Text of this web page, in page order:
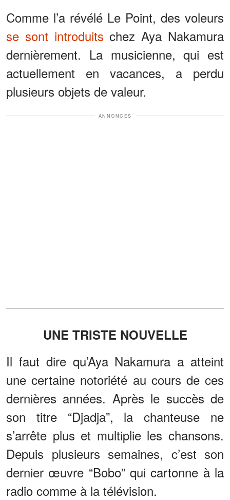
Comme l’a révélé Le Point, des voleurs
se sont introduits chez Aya Nakamura
dernièrement. La musicienne, qui est
actuellement en vacances, a perdu
plusieurs objets de valeur.
ANNONCES
UNE TRISTE NOUVELLE
Il faut dire qu’Aya Nakamura a atteint
une certaine notoriété au cours de ces
dernières années. Après le succès de
son titre “Djadja”, la chanteuse ne
s’arrête plus et multiplie les chansons.
Depuis plusieurs semaines, c’est son
dernier œuvre “Bobo” qui cartonne à la
radio comme à la télévision.